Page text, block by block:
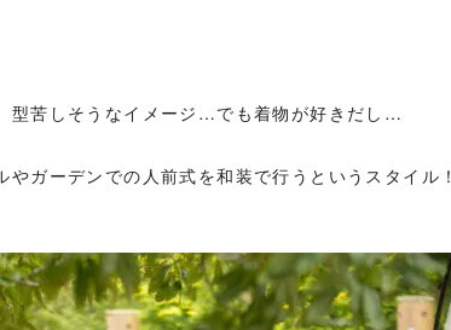
型苦しそうなイメージ…でも着物が好きだし…
ガーデンでの人前式を和装で行うというスタイル！